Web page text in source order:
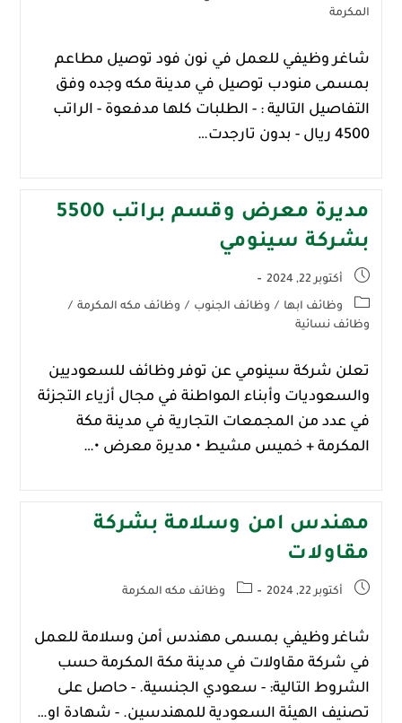
المكرمة
شاغر وظيفي للعمل في نون فود توصيل مطاعم
بمسمى منودب توصيل في مدينة مكه وجده وفق
التفاصيل التالية : - الطلبات كلها مدفعوة - الراتب
4500 ريال - بدون تارجدت…
مديرة معرض وقسم براتب 5500
بشركة سينومي
أكتوبر 22, 2024
وظائف ابها / وظائف الجنوب / وظائف مكه المكرمة /
وظائف نسائية
تعلن شركة سينومي عن توفر وظائف للسعوديين
والسعوديات وأبناء المواطنة في مجال أزياء التجزئة
في عدد من المجمعات التجارية في مدينة مكة
المكرمة + خميس مشيط • مديرة معرض •…
مهندس امن وسلامة بشركة
مقاولات
أكتوبر 22, 2024 وظائف مكه المكرمة
شاغر وظيفي بمسمى مهندس أمن وسلامة للعمل
في شركة مقاولات في مدينة مكة المكرمة حسب
الشروط التالية: - سعودي الجنسية. - حاصل على
تصنيف الهيئة السعودية للمهندسين. - شهادة او…